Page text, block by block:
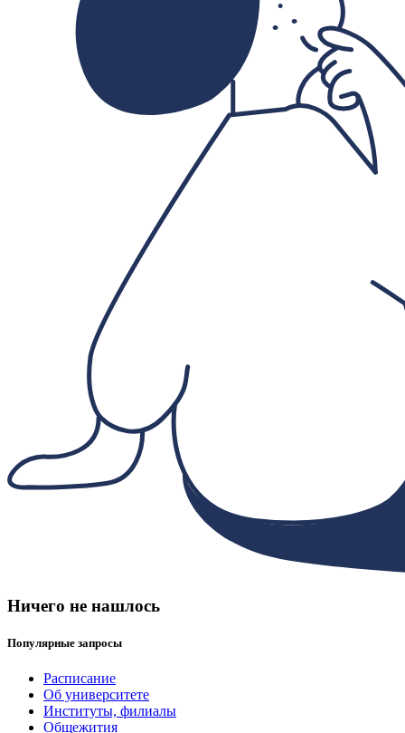
Ничего не нашлось
Популярные запросы
Расписание
Об университете
Институты, филиалы
Общежития